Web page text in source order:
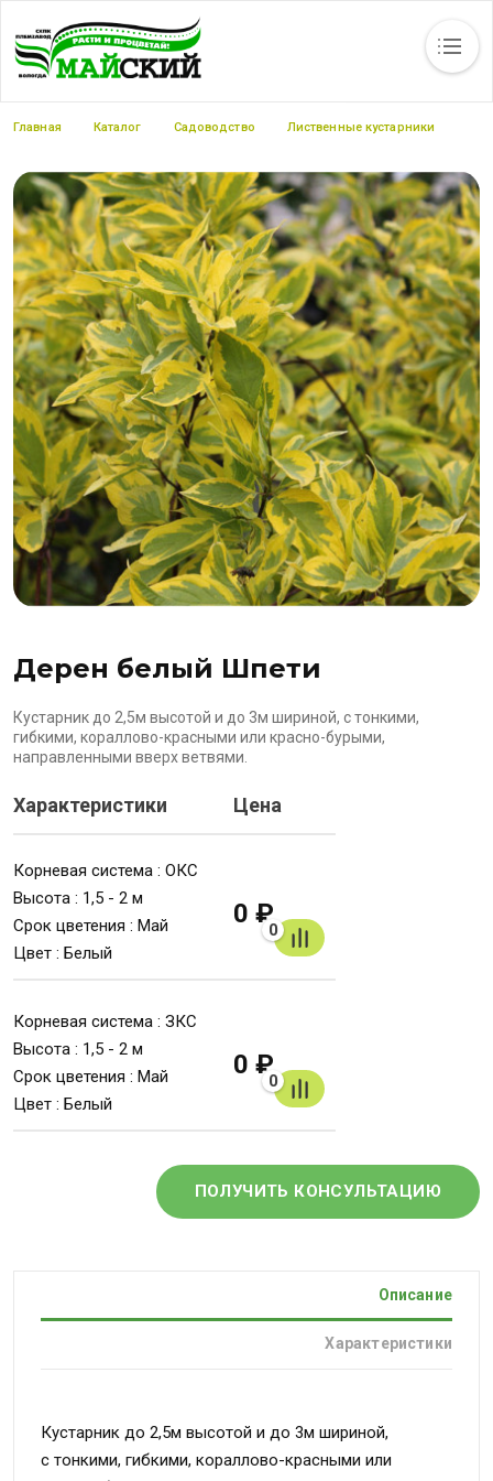
Вакансии
Контакты
Строка навигации
Главная Каталог Садоводство Лиственные кустарники
Дерен белый Шпети
Кустарник до 2,5м высотой и до 3м шириной, с тонкими,
гибкими, кораллово-красными или красно-бурыми,
направленными вверх ветвями.
Характеристики Цена
Корневая система : ОКС
Высота : 1,5 - 2 м
Срок цветения : Май
Цвет : Белый
0 ₽
0
Корневая система : ЗКС
Высота : 1,5 - 2 м
Срок цветения : Май
Цвет : Белый
0 ₽
0
ПОЛУЧИТЬ КОНСУЛЬТАЦИЮ
Описание
Характеристики
Кустарник до 2,5м высотой и до 3м шириной,
с тонкими, гибкими, кораллово-красными или